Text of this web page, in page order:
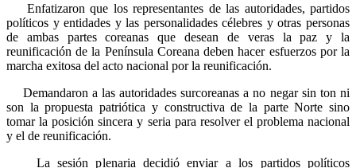
Enfatizaron que los representantes de las autoridades, partidos
políticos y entidades y las personalidades célebres y otras personas
de ambas partes coreanas que desean de veras la paz y la
reunificación de la Península Coreana deben hacer esfuerzos por la
marcha exitosa del acto nacional por la reunificación.
Demandaron a las autoridades surcoreanas a no negar sin ton ni
son la propuesta patriótica y constructiva de la parte Norte sino
tomar la posición sincera y seria para resolver el problema nacional
y el de reunificación.
La sesión plenaria decidió enviar a los partidos políticos